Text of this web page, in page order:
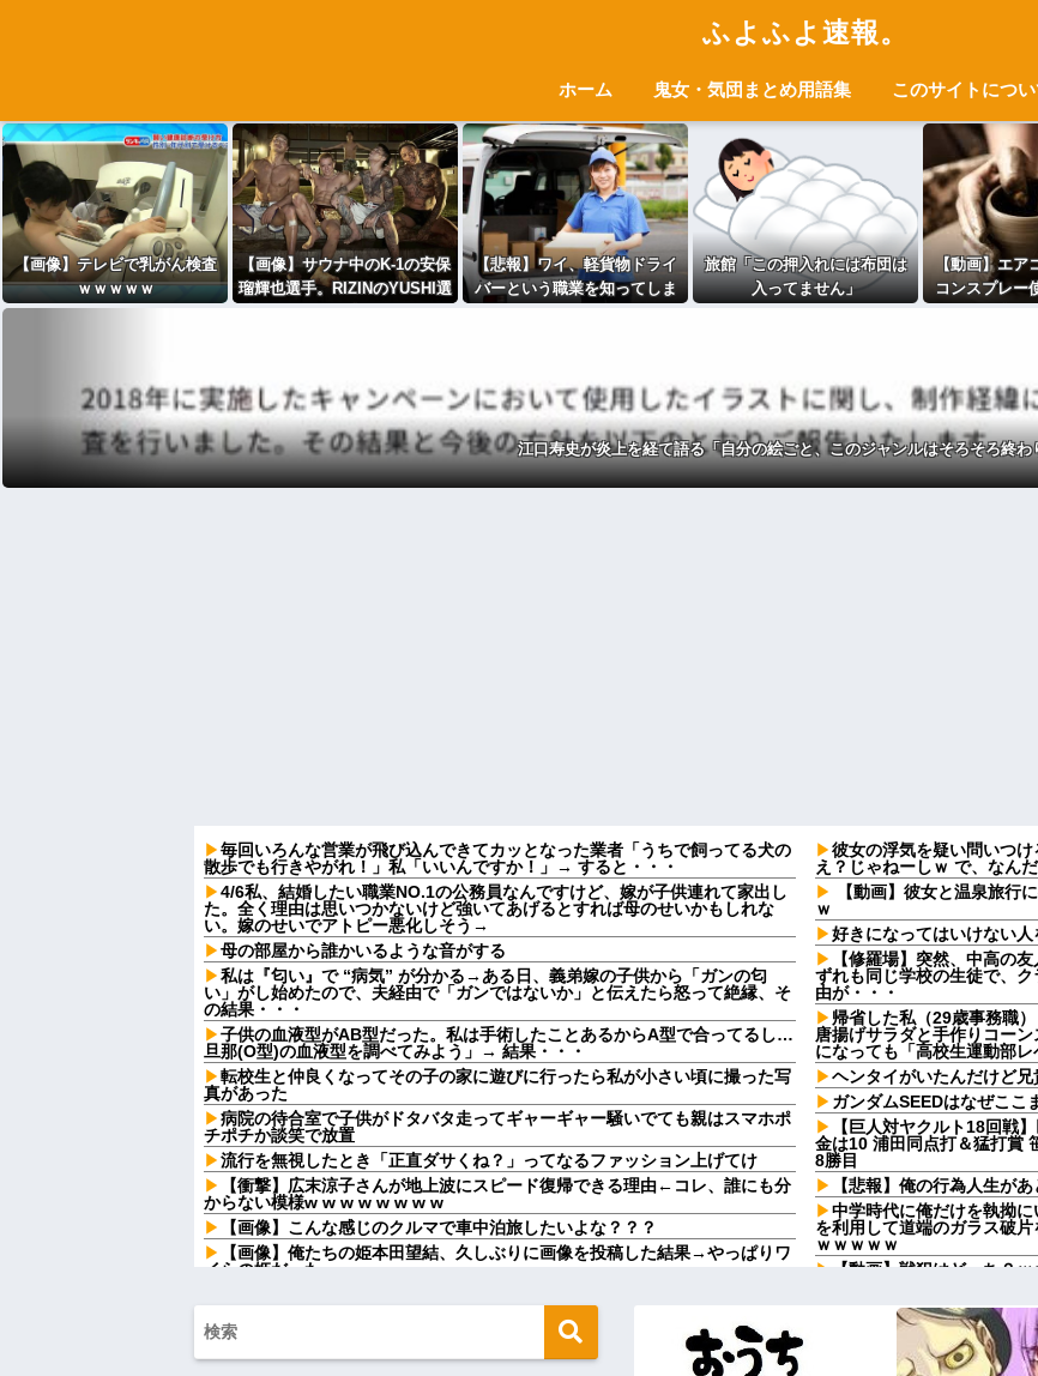
ふよふよ速報。
ホーム 鬼女・気団まとめ用語集 このサイトについ
【画像】テレビで乳がん検査
ｗｗｗｗｗ
【画像】サウナ中のK‐1の安保
瑠輝也選手。RIZINのYUSHI選
【悲報】ワイ、軽貨物ドライ
バーという職業を知ってしま
旅館「この押入れには布団は
入ってません」
【動画】エア
コンスプレー
江口寿史が炎上を経て語る「自分の絵ごと、このジャンルはそろそろ終わ
毎回いろんな営業が飛び込んできてカッとなった業者「うちで飼ってる犬の
散歩でも行きやがれ！」私「いいんですか！」→ すると・・・
4/6私、結婚したい職業NO.1の公務員なんですけど、嫁が子供連れて家出し
た。全く理由は思いつかないけど強いてあげるとすれば母のせいかもしれな
い。嫁のせいでアトピー悪化しそう→
母の部屋から誰かいるような音がする
私は『匂い』で “病気” が分かる→ある日、義弟嫁の子供から「ガンの匂
い」がし始めたので、夫経由で「ガンではないか」と伝えたら怒って絶縁、そ
の結果・・・
子供の血液型がAB型だった。私は手術したことあるからA型で合ってるし…
旦那(O型)の血液型を調べてみよう」→ 結果・・・
転校生と仲良くなってその子の家に遊びに行ったら私が小さい頃に撮った写
真があった
病院の待合室で子供がドタバタ走ってギャーギャー騒いでても親はスマホポ
チポチか談笑で放置
流行を無視したとき「正直ダサくね？」ってなるファッション上げてけ
【衝撃】広末涼子さんが地上波にスピード復帰できる理由←コレ、誰にも分
からない模様w w w w w w w w
【画像】こんな感じのクルマで車中泊旅したいよな？？？
【画像】俺たちの姫本田望結、久しぶりに画像を投稿した結果→やっぱりワ
イらの姫だったw w w w w w w w w w
なってしまうw w w w w w w w
俺を嫌う義娘は、母が危篤になっても「会いに行かない」と言った
44歳バツイチなんだが、仕事が長続きしません。突然仕事に行くのが嫌にな
彼女の浮気を疑い問いつけ
え？じゃねーしｗ で、なん
【動画】彼女と温泉旅行
ｗ
好きになってはいけない
【修羅場】突然、中高の
ずれも同じ学校の生徒で、
由が・・・
帰省した私（29歳事務職
唐揚げサラダと手作りコー
になっても「高校生運動部
ヘンタイがいたんだけど
ガンダムSEEDはなぜここ
【巨人対ヤクルト18回戦
金は10 浦田同点打＆猛打賞
8勝目
【悲報】俺の行為人生が
中学時代に俺だけを執拗
を利用して道端のガラス破
ｗｗｗｗｗ
【動画】戦犯はどっち？
チポチか談笑で放置
パスポートを発行する仕事
PTA会長「PTA参加拒否